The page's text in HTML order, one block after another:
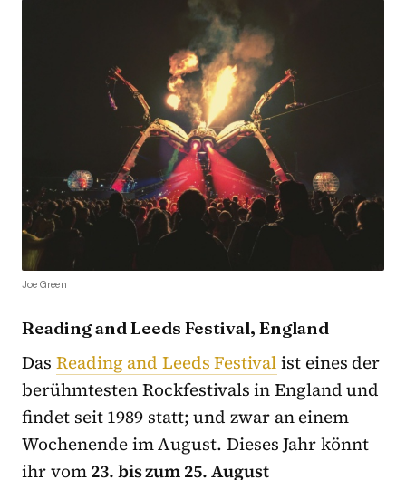
Joe Green
Reading and Leeds Festival, England
Das Reading and Leeds Festivalist eines der
berühmtesten Rockfestivals in England und
findet seit 1989 statt; und zwar an einem
Wochenende im August. Dieses Jahr könnt
ihr vom23. bis zum 25. August